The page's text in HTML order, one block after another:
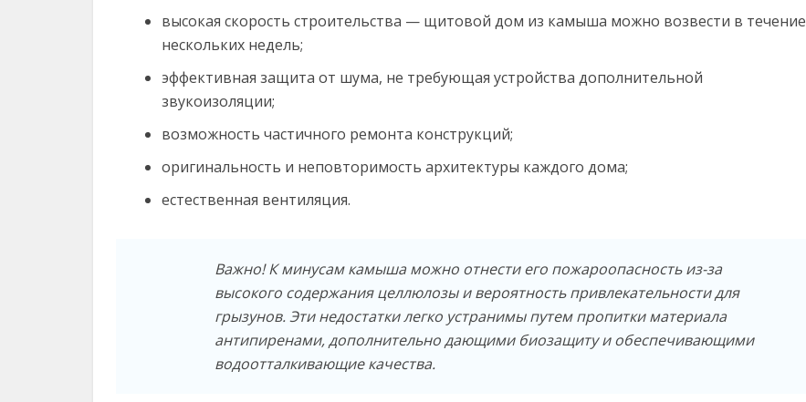
высокая скорость строительства — щитовой дом из камыша можно возвести в течение
нескольких недель;
эффективная защита от шума, не требующая устройства дополнительной
звукоизоляции;
возможность частичного ремонта конструкций;
оригинальность и неповторимость архитектуры каждого дома;
естественная вентиляция.
Важно! К минусам камыша можно отнести его пожароопасность из-за
высокого содержания целлюлозы и вероятность привлекательности для
грызунов. Эти недостатки легко устранимы путем пропитки материала
антипиренами, дополнительно дающими биозащиту и обеспечивающими
водоотталкивающие качества.